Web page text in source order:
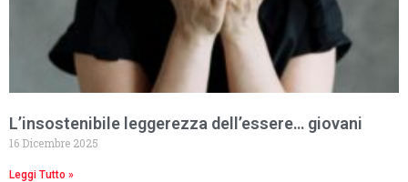
L’insostenibile leggerezza dell’essere… giovani
16 Dicembre 2025
Leggi Tutto »